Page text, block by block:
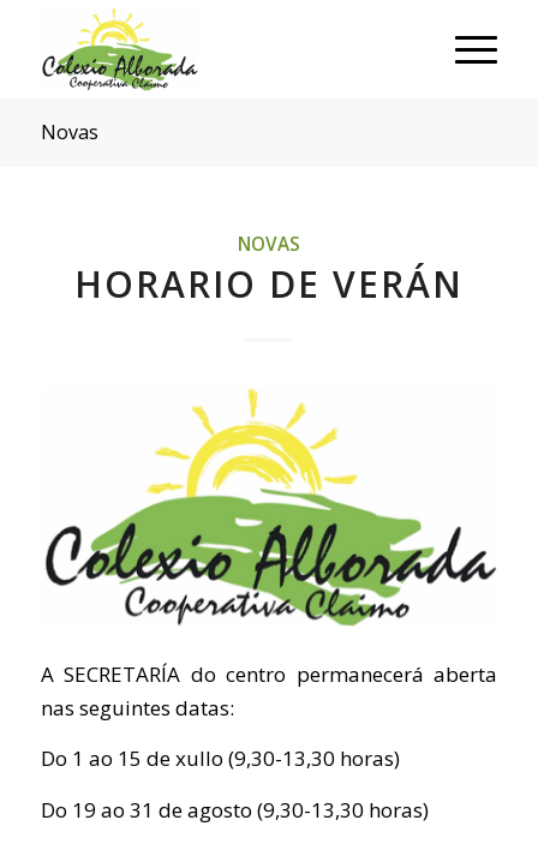
Novas
NOVAS
HORARIO DE VERÁN
A SECRETARÍA do centro permanecerá aberta
nas seguintes datas:
Do 1 ao 15 de xullo (9,30-13,30 horas)
Do 19 ao 31 de agosto (9,30-13,30 horas)